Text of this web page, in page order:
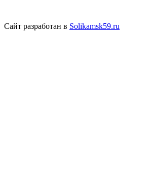
Сайт разработан в Solikamsk59.ru